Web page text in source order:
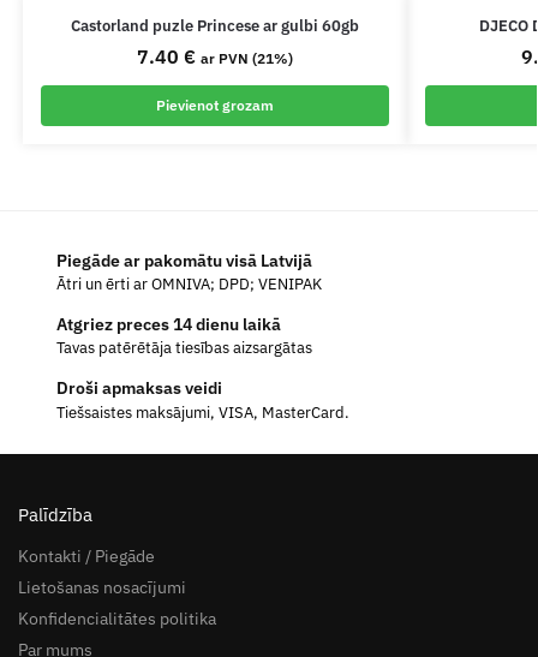
Castorland puzle Princese ar gulbi 60gb
7.40 € ar PVN (21%)
Pievienot grozam
DJECO
Piegāde ar pakomātu visā Latvijā
Ātri un ērti ar OMNIVA; DPD; VENIPAK
Atgriez preces 14 dienu laikā
Tavas patērētāja tiesības aizsargātas
Droši apmaksas veidi
Tiešsaistes maksājumi, VISA, MasterCard.
Palīdzība
Kontakti / Piegāde
Lietošanas nosacījumi
Konfidencialitātes politika
Par mums